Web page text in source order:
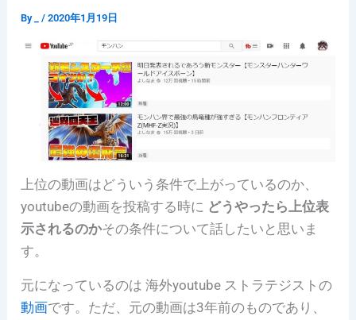
By _/2020年1月19日
上位の動画はどういう条件で上がっているのか、
youtubeの動画を投稿する時に どうやったら上位表
示されるのかその条件について話したいと思いま
す。
元になっているのは 海外youtube ストラテジストの
動画です。 ただ、元の動画は3年前のものであり、